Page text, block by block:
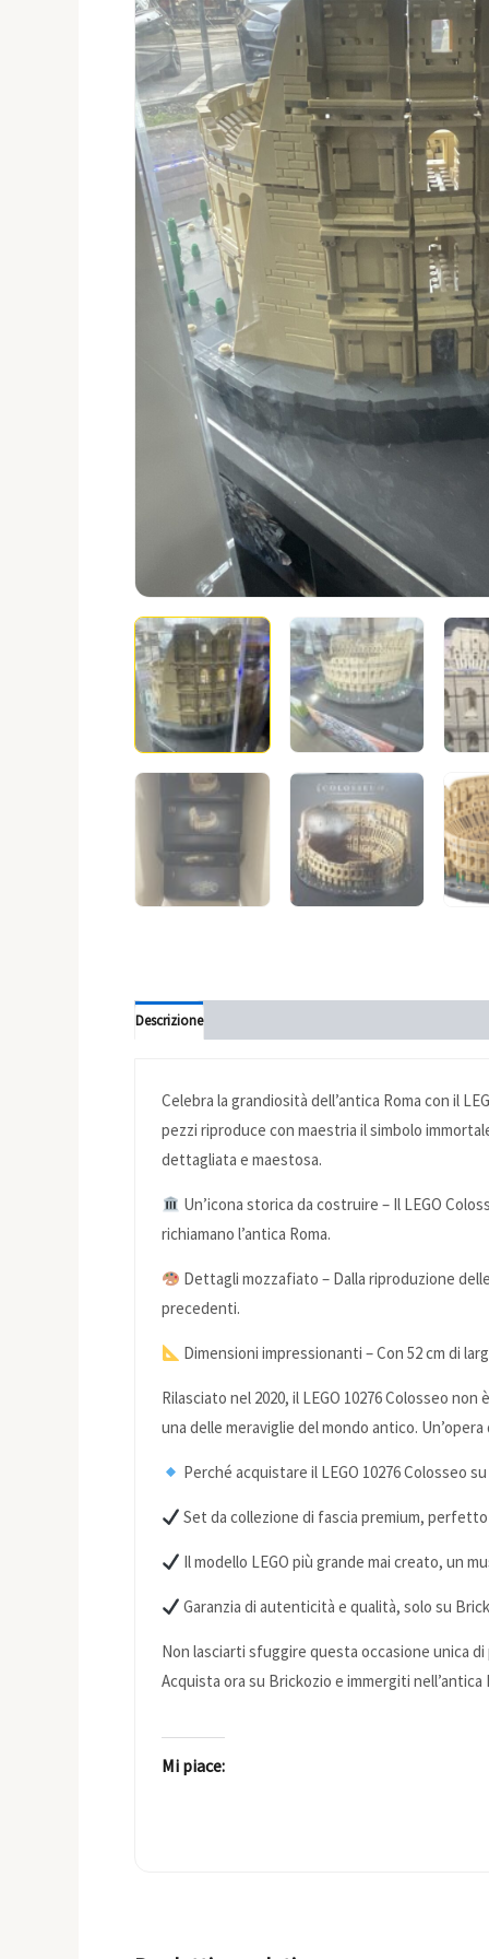
Descrizione
Celebra la grandiosità dell’antica Roma con il
pezzi riproduce con maestria il simbolo
dettagliata e maestosa.
Un’icona storica da costruire – Il LEGO
richiamano l’antica Roma.
Dettagli mozzafiato – Dalla riproduzione
precedenti.
Dimensioni impressionanti – Con 52 cm di
Rilasciato nel 2020, il LEGO 10276 Colosseo
una delle meraviglie del mondo antico.
Perché acquistare il LEGO 10276 Colosseo
Set da collezione di fascia premium,
Il modello LEGO più grande mai creato, un
Garanzia di autenticità e qualità, solo su
Non lasciarti sfuggire questa occasione unica
Acquista ora su Brickozio e immergiti
Mi piace: